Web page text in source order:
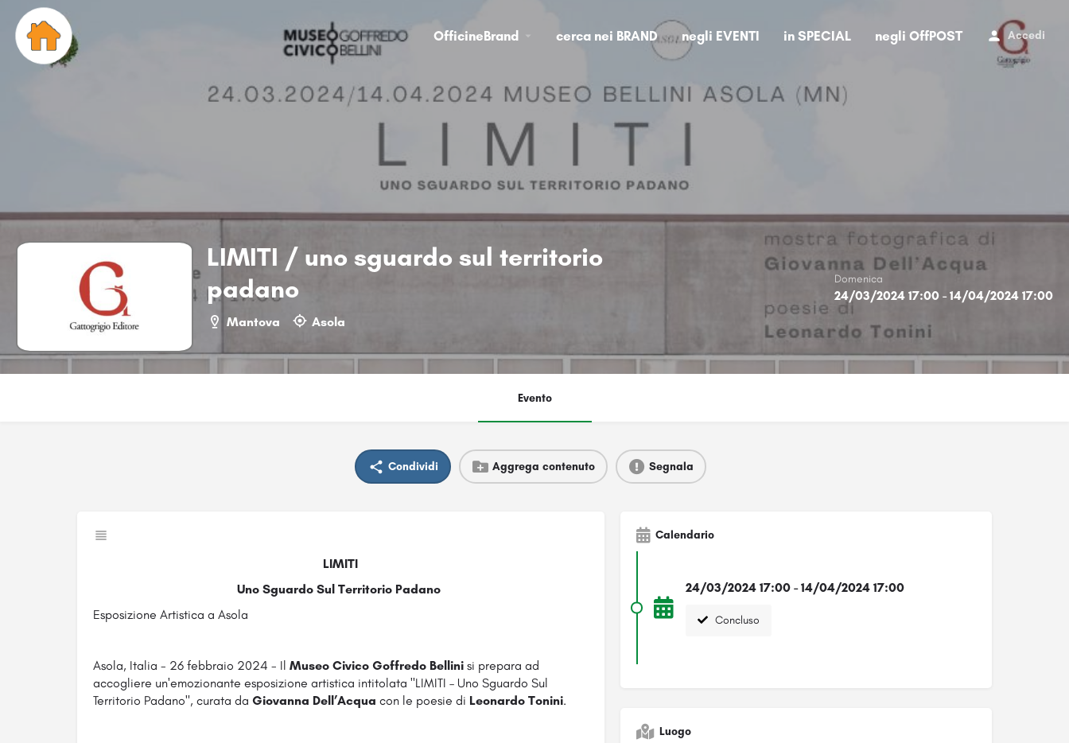
OfficineBrand cerca nei BRAND negli EVENTI in SPECIAL negli OffPOST Accedi
LIMITI / uno sguardo sul territorio
padano
Mantova Asola
Domenica
24/03/2024 17:00 - 14/04/2024 17:00
Evento
Condividi Aggrega contenuto Segnala
LIMITI
Uno Sguardo Sul Territorio Padano
Esposizione Artistica a Asola
Asola, Italia - 26 febbraio 2024 - Il Museo Civico Goffredo Bellini si prepara ad
accogliere un'emozionante esposizione artistica intitolata "LIMITI – Uno Sguardo Sul
Territorio Padano", curata da Giovanna Dell’Acqua con le poesie di Leonardo Tonini.
Calendario
24/03/2024 17:00 - 14/04/2024 17:00
Concluso
Luogo